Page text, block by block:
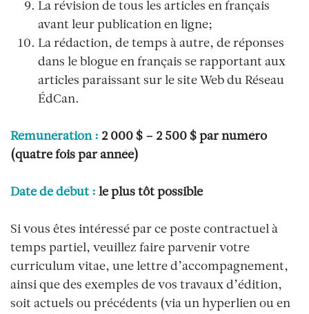
La révision de tous les articles en français
avant leur publication en ligne;
La rédaction, de temps à autre, de réponses
dans le blogue en français se rapportant aux
articles paraissant sur le site Web du Réseau
ÉdCan.
Rémunération : 2 000 $ – 2 500 $ par numéro
(quatre fois par année)
Date de début : le plus tôt possible
Si vous êtes intéressé par ce poste contractuel à
temps partiel, veuillez faire parvenir votre
curriculum vitae, une lettre d’accompagnement,
ainsi que des exemples de vos travaux d’édition,
soit actuels ou précédents (via un hyperlien ou en